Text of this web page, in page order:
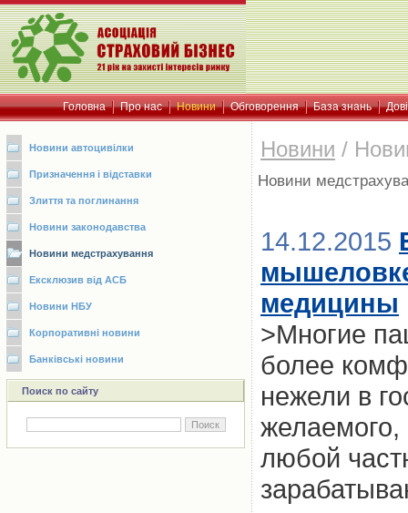
Головна Про нас Новини Обговорення База знань
Новини автоцивілки
Призначення і відставки
Злиття та поглинання
Новини законодавства
Новини медстрахування
Ексклюзив від АСБ
Новини НБУ
Корпоративні новини
Банківські новини
Поиск по сайту
Новини /
Новини
14.12.2015
медицины
>Многие
более
нежели в
желаемого,
любой